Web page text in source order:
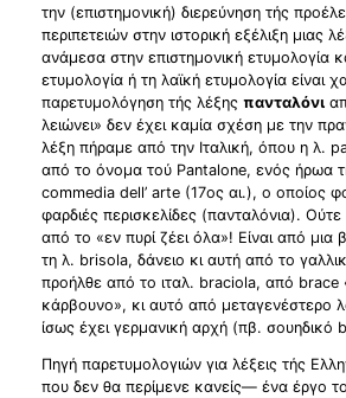
την (επιστημονική) διερεύνηση τής
περιπετειών στην ιστορική εξέλιξη μιας
ανάμεσα στην επιστημονική ετυμολογία
ετυμολογία ή τη λαϊκή ετυμολογία είναι
παρετυμολόγηση τής λέξης πανταλόνι
λειώνει» δεν έχει καμία σχέση με την
λέξη πήραμε από την Ιταλική, όπου η λ.
από το όνομα τού Pantalone, ενός ήρωα
commedia dell’ arte (17ος αι.), ο οποίος
φαρδιές περισκελίδες (πανταλόνια). Ούτε
από το «εν πυρί ζέει όλα»! Είναι από μια
τη λ. brisola, δάνειο κι αυτή από το
προήλθε από το ιταλ. braciola, από brace
κάρβουνο», κι αυτό από μεταγενέστερο
ίσως έχει γερμανική αρχή (πβ. σουηδικό
Πηγή παρετυμολογιών για λέξεις τής
που δεν θα περίμενε κανείς— ένα έργο